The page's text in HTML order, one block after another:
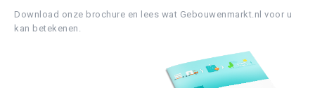
Download onze brochure en lees wat Gebouwenmarkt.nl voor u
kan betekenen.